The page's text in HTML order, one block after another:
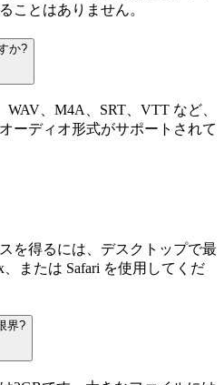
ことはありません。
か?
、M4A、SRT、VTT など、
ーディオ形式がサポートされて
を得るには、デスクトップで最
、または Safari を使用してくだ
界?